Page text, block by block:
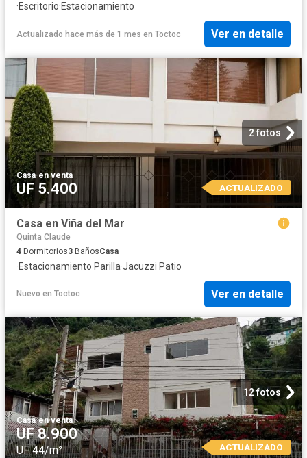
·Escritorio·Estacionamiento
Actualizado hace más de 1 mes en Toctoc Ver en detalle
2 fotos
Casa·en venta
UF 5.400 ACTUALIZADO
Casa en Viña del Mar
Quinta Claude
4 Dormitorios3 BañosCasa
·Estacionamiento·Parilla·Jacuzzi·Patio
Nuevo en Toctoc Ver en detalle
12 fotos
Casa·en venta
UF 8.900
UF 44/m² ACTUALIZADO